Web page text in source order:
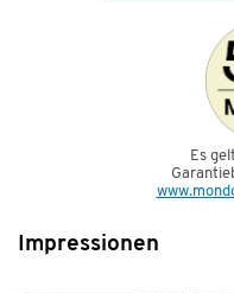
Es
Impressionen